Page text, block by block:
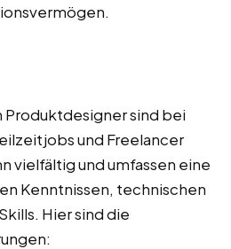
Produktdesigner sind bei
und Freelancer
vielfältig und umfassen eine
Kenntnissen, technischen
Hier sind die